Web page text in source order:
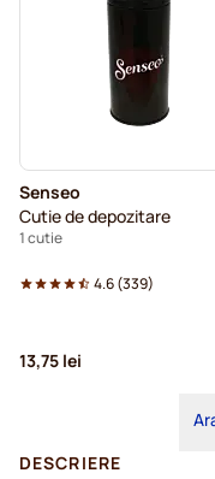
Senseo
Cutie de depozitare
1 cutie
4.6(339)
13,75 lei
DESCRIERE